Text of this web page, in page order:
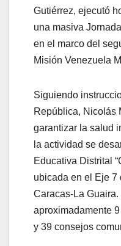
Gutiérrez, ejecutó
una masiva
en el marco del
Misión Venezuela
Siguiendo
República, Nicolás
garantizar la salud
la actividad se
Educativa Distrital
ubicada en el Eje 7
Caracas-La
aproximadamente
y 39 consejos